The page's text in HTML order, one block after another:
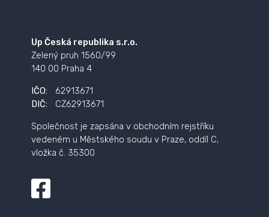
Up Česká republika s.r.o.
Zelený pruh 1560/99
140 00 Praha 4
IČO:
62913671
DIČ:
CZ62913671
Společnost je zapsána v obchodním rejstříku
vedeném u Městského soudu v Praze, oddíl C,
vložka č. 35300